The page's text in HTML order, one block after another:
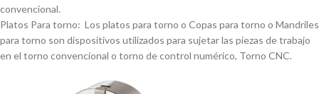
convencional.
Platos Para torno: Los platos para torno o Copas para torno o Mandriles
para torno son dispositivos utilizados para sujetar las piezas de trabajo
en el torno convencional o torno de control numérico, Torno CNC.